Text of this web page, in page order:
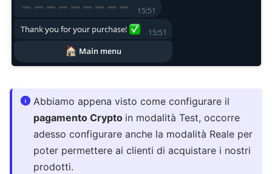
Abbiamo appena visto come configurare il
pagamento Crypto in modalità Test, occorre
adesso configurare anche la modalità Reale per
poter permettere ai clienti di acquistare i nostri
prodotti.